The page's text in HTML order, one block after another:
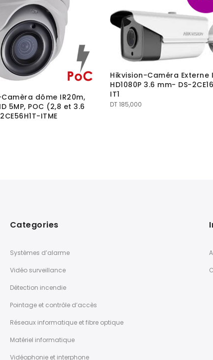
dôme IR20m,
5MP, POC (2,8 et 3.6
ITME
Hikvision-Caméra Externe
HD1080P 3.6 mm- DS-
IT1
DT185,000
Categories
Systèmes d’alarme
Vidéo surveillance
Détection incendie
Pointage et contrôle d’accès
Réseaux informatique et fibre optique
Matériel informatique
Vidéophonie et interphone